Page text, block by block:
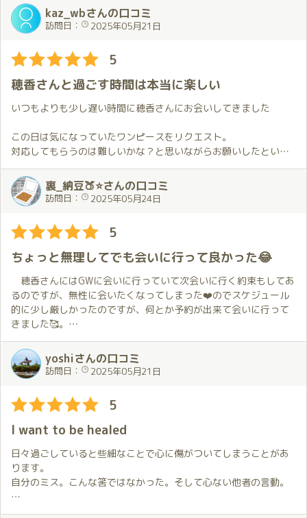
なところでこんなこと？ということまで😍僕はもちろん防戦一方
😖
でも、疲れてるはずの身体は元気で↗️、年に数回しかない、身体
に１本芯が入っているという感じを久しぶりに体感しました。
自分自身でも驚くほどの感覚で、ほのかちゃんのすごさには感服
することしか出来ませんでした✨
一段落した後は、飲み会設定であることを思い出してお酒をごち
酔いの回りの早さが、今日の充実度を物語っていました。
翌日はもちろん筋肉痛😖
でも、ここまでがほのかちゃんとの逢瀬なのです💕
この痛みとともに翌日以降の２,３日過ごし、痛みが消えたら、次
に向けた準備開始。
もうじきその時期かな？
次も楽しみです💕
プレイの詳細はここでは控えますが、ほのかさんはこちらがし
てほしいと思っている事を察して対応してくれます👌。
事前にお伝えしておけば確実だと思います。
プレイの合間も隣にいてくれて、一緒にお話ししたり軽く飲食
したりして
恋人気分に浸る事が出来ました💕。
この時間も凄く楽して、いつもよりチャレンジ回数が少なくな
ってしまいましたがかえって濃密なチャレンジだった気がしま
今回もあっという間の２時間で、お別れした後の楽しかった余
韻と一人になった寂しさを毎回感じてしまいます。
そしてまたほのかさんに会いたいと思ってしまうのでした。
していたところに、誕生日のケーキを頂戴し、さらにプレゼント
も頂戴いたしました。独り身の初老にとって唯一の誕生日のお祝
いをしていただき、改めて穂香さんの元に通うことを心に誓った
のでした。
kaz_wbさんの口コミ
訪問日： 2025年05月21日
5
穂香さんと過ごす時間は本当に楽しい
いつもよりも少し遅い時間に穂香さんにお会いしてきました
この日は気になっていたワンピースをリクエスト。
対応してもらうのは難しいかな？と思いながらお願いしたという
経緯もあって、希望通りの衣装で穂香さんが迎えてくれたのが嬉
しかったです。
ゆったりしたワンピースは街中で見かけたら無意識に視線を向け
てしまうような感じで予想以上に魅力的でした。
前回は普段と違うことをお願いしたので今回は王道的に進めても
らおうと考えながらお伺いしました。
そのため、お部屋に着いて軽くお話しした後は穂香さんにお任せ
することに。
普段通りとは言っても穂香さんはその時の衣装や体調によって対
応に変化をつけてくれます。
この日はゆったりとしたワンピースならではのちょっと変わった
感じも織り交ぜた進め方でとても楽しかったです。
最初の場所で…ということが何回か続いていたので早めに移動す
るようにしてくれました。
前回までのことも踏まえて色々と楽しんでもらおうとしているこ
とをお会いする度に感じています。
特別なお願いをしなくても私の好きなことに合わせてくれるので
穂香さんとの時間はいつも幸せな気持ちで満たされます。
この日はお伺いするまでに時間があったのでお渡ししたいと思っ
ていたものを準備することも出来ました。
少し遅い時間に毎回お会いすることが私の都合で難しいので良い
機会になりました。
裏_納豆🍑⭐さんの口コミ
訪問日： 2025年05月24日
5
ちょっと無理してでも会いに行って良かった😂
穂香さんにはGWに会いに行っていて次会いに行く約束もしてあ
るのですが、無性に会いたくなってしまった❤️のでスケジュール
的に少し厳しかったのですが、何とか予約が出来て会いに行って
きました🥰。
今回の衣装は最初は別なものをと思っていたのですが、エック
スの投稿（ミューツー）を見てそちらをお願いしました😊。
お出迎えでその姿を見て投稿通りの正面姿にカッコ良い👍と思
ったのと同時に、投稿では見えなかった後ろ姿にちょっとドキッ
としちゃいました😍。
お部屋の中での穂香さんとの時間はちょっと恥ずかしいので書
きません。
今回も基本穂香さんにお任せだったのですが、いつも通り（以上
かも💕）のホスピタリティで快楽と癒しをいただきました😍。
毎回思いますが、今回もあっという間に時間が過ぎていってしま
いました😭。
yoshiさんの口コミ
訪問日： 2025年05月21日
5
I want to be healed
日々過ごしていると些細なことで心に傷がついてしまうことがあ
ります。
自分のミス。こんな筈ではなかった。そして心ない他者の言動。
わたしにとって、そんな心の傷にいつもそっと寄り添ってくれる